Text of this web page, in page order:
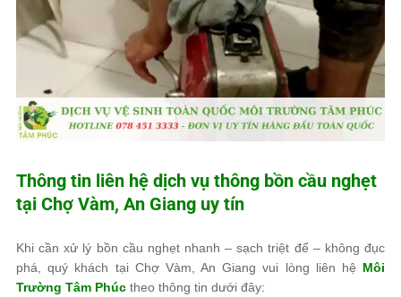
Thông tin liên hệ dịch vụ thông bồn cầu nghẹt
tại Chợ Vàm, An Giang uy tín
Khi cần xử lý bồn cầu nghẹt nhanh – sạch triệt để – không đục
phá, quý khách tại Chợ Vàm, An Giang vui lòng liên hệ Môi
Trường Tâm Phúc theo thông tin dưới đây: